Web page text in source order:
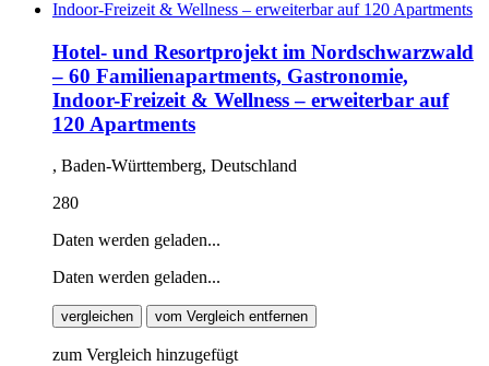
Hotel- und Resortprojekt im Nordschwarzwald
– 60 Familienapartments, Gastronomie,
Indoor-Freizeit & Wellness – erweiterbar auf
120 Apartments
, Baden-Württemberg, Deutschland
280
Daten werden geladen...
Daten werden geladen...
vergleichen vom Vergleich entfernen
zum Vergleich hinzugefügt